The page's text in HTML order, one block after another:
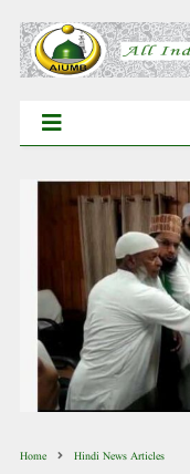
Home Hindi News Articles